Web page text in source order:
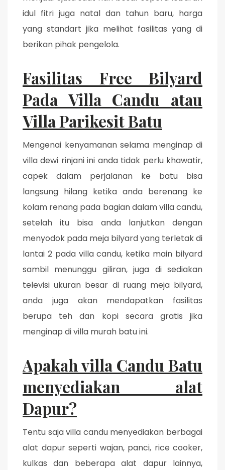
idul fitri juga natal dan tahun baru, harga
yang standart jika melihat fasilitas yang di
berikan pihak pengelola.
Fasilitas Free Bilyard
Pada Villa Candu atau
Villa Parikesit Batu
Mengenai kenyamanan selama menginap di
villa dewi rinjani ini anda tidak perlu khawatir,
capek dalam perjalanan ke batu bisa
langsung hilang ketika anda berenang ke
kolam renang pada bagian dalam villa candu,
setelah itu bisa anda lanjutkan dengan
menyodok pada meja bilyard yang terletak di
lantai 2 pada villa candu, ketika main bilyard
sambil menunggu giliran, juga di sediakan
televisi ukuran besar di ruang meja bilyard,
anda juga akan mendapatkan fasilitas
berupa teh dan kopi secara gratis jika
menginap di villa murah batu ini.
Apakah villa Candu Batu
menyediakan alat
Dapur?
Tentu saja villa candu menyediakan berbagai
alat dapur seperti wajan, panci, rice cooker,
kulkas dan beberapa alat dapur lainnya,